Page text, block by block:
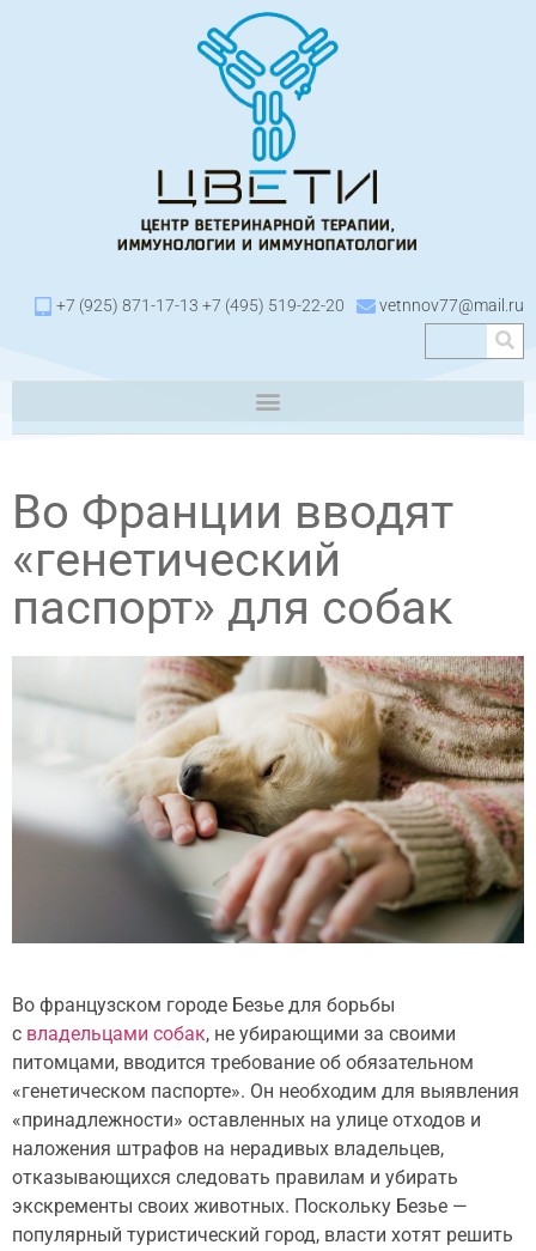
+7 (925) 871-17-13 +7 (495) 519-22-20 vetnnov77@mail.ru
Во Франции вводят
«генетический
паспорт» для собак
Во французском городе Безье для борьбы
с владельцами собак, не убирающими за своими
питомцами, вводится требование об обязательном
«генетическом паспорте». Он необходим для выявления
«принадлежности» оставленных на улице отходов и
наложения штрафов на нерадивых владельцев,
отказывающихся следовать правилам и убирать
экскременты своих животных. Поскольку Безье —
популярный туристический город, власти хотят решить